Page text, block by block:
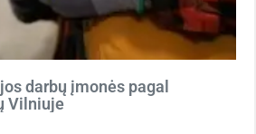
darbų įmonės pagal
Vilniuje